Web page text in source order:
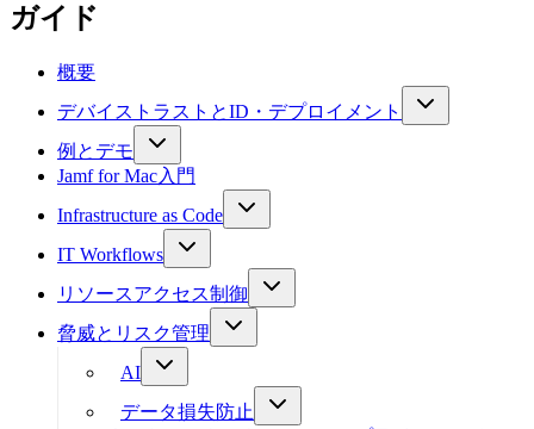
ガイド
概要
デバイストラストとID・デプロイメント
例とデモ
Jamf for Mac入門
Infrastructure as Code
IT Workflows
リソースアクセス制御
脅威とリスク管理
AI
データ損失防止